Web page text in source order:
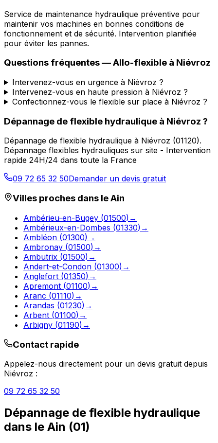
Service de maintenance hydraulique préventive pour
maintenir vos machines en bonnes conditions de
fonctionnement et de sécurité. Intervention planifiée
pour éviter les pannes.
Questions fréquentes —Allo-flexible à Niévroz
Intervenez-vous en urgence à Niévroz ?
Intervenez-vous en haute pression à Niévroz ?
Confectionnez-vous le flexible sur place à Niévroz ?
Dépannage de flexible hydraulique à Niévroz ?
Dépannage de flexible hydraulique à Niévroz (01120).
Dépannage flexibles hydrauliques sur site - Intervention
rapide 24H/24 dans toute la France
09 72 65 32 50Demander un devis gratuit
Villes proches dans leAin
Ambérieu-en-Bugey (01500) →
Ambérieux-en-Dombes (01330) →
Ambléon (01300) →
Ambronay (01500) →
Ambutrix (01500) →
Andert-et-Condon (01300) →
Anglefort (01350) →
Apremont (01100) →
Aranc (01110) →
Arandas (01230) →
Arbent (01100) →
Arbigny (01190) →
Contact rapide
Appelez-nous directement pour un devis gratuit depuis
Niévroz :
09 72 65 32 50
Dépannage de flexible hydraulique
dans le Ain (01)